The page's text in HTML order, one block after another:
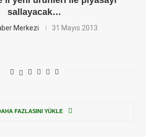
sallayacak…
Merkezi 31 Mayıs 2013
FAZLASINI YÜKLE